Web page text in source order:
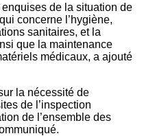
de la situation de
concerne l’hygiène,
sanitaires, et la
que la maintenance
médicaux, a ajouté
la nécessité de
de l’inspection
de l’ensemble des